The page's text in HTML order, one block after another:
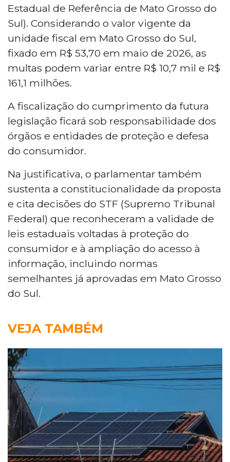
Estadual de Referência de Mato Grosso do
Sul). Considerando o valor vigente da
unidade fiscal em Mato Grosso do Sul,
fixado em R$ 53,70 em maio de 2026, as
multas podem variar entre R$ 10,7 mil e R$
161,1 milhões.
A fiscalização do cumprimento da futura
legislação ficará sob responsabilidade dos
órgãos e entidades de proteção e defesa
do consumidor.
Na justificativa, o parlamentar também
sustenta a constitucionalidade da proposta
e cita decisões do STF (Supremo Tribunal
Federal) que reconheceram a validade de
leis estaduais voltadas à proteção do
consumidor e à ampliação do acesso à
informação, incluindo normas
semelhantes já aprovadas em Mato Grosso
do Sul.
VEJA TAMBÉM